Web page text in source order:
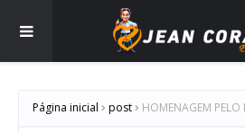
Página inicial post HOMENAGEM